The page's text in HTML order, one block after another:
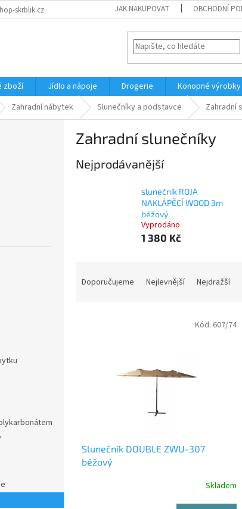
skrblik.cz JAK NAKUPOVAT OBCHODNÍ
zboží Jídlo a nápoje Drogerie Konopné výrobky
Zahradní nábytek Slunečníky a podstavce Zahradní
Zahradní slunečníky
Nejprodávanější
slunečník ROJA
NAKLÁPĚCÍ WOOD 3m
béžový
Vyprodáno
1 380 Kč
Doporučujeme Nejlevnější Nejdražší
Slunečník DOUBLE ZWU-307
béžový
Skladem
Kód: 607/74